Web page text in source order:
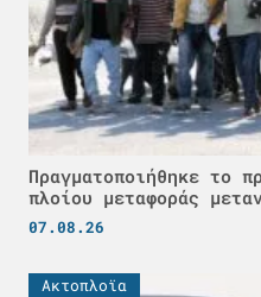
Πραγματοποιήθηκε το
πλοίου μεταφοράς
07.08.26
Ακτοπλοϊα